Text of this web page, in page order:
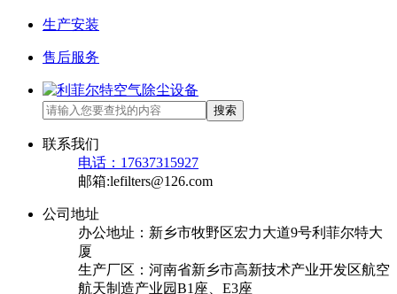
生产安装
售后服务
搜索
联系我们
电话：17637315927
邮箱:lefilters@126.com
公司地址
办公地址：新乡市牧野区宏力大道9号利菲尔特大
厦
生产厂区：河南省新乡市高新技术产业开发区航空
航天制造产业园B1座、E3座